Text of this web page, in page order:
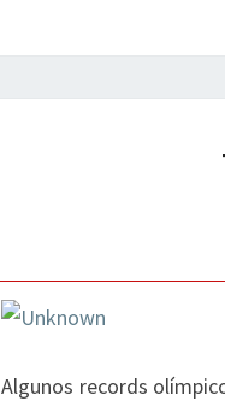
o
n
Algunos records